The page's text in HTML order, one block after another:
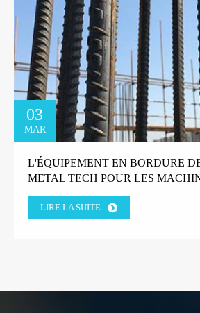
03
MAR
L'ÉQUIPEMENT EN BORDURE
METAL TECH POUR LES
GRECQUE.
LIRE LA SUITE